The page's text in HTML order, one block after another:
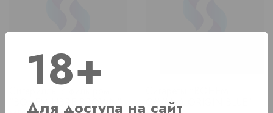
"BOHEM LIBRE BROWN"
CAVANA ORIGIN BLUE"
18+
Для доступа на сайт